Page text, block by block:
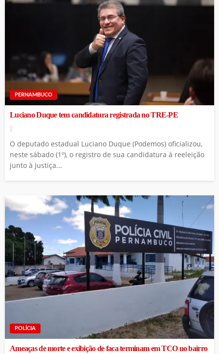
PERNAMBUCO
Luciano Duque tem candidatura registrada no TRE-PE
O deputado estadual Luciano Duque (Podemos) oficializou,
neste sábado (1º), o registro de sua candidatura à reeleição
junto à Justiça...
POLÍCIA
Ameaças de morte e exibição de faca terminam em TCO no bairro